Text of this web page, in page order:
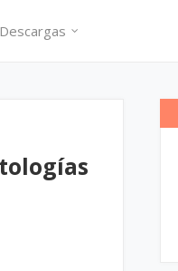
Descargas